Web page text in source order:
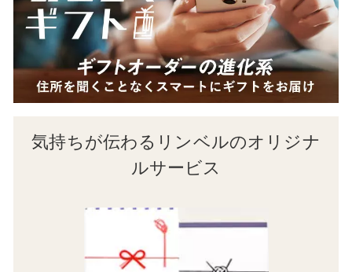
気持ちが伝わるリンベルのオリジナ
ルサービス